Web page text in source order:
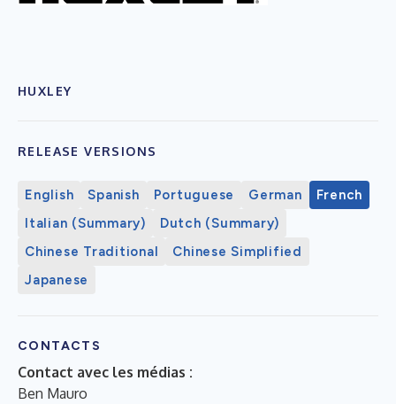
HUXLEY
RELEASE VERSIONS
English Spanish Portuguese German
French
Italian (Summary)
Dutch (Summary)
Chinese Traditional
Chinese Simplified
Japanese
CONTACTS
Contact avec les médias :
Ben Mauro